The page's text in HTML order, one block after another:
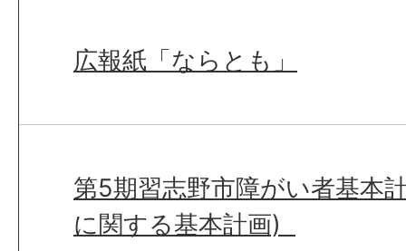
広報紙「ならとも」
第5期習志野市障がい者基本
に関する基本計画)